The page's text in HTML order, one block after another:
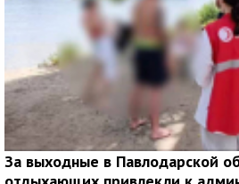
За выходные в Павлодарской